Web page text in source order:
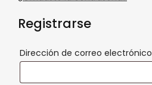
Registrarse
Dirección de correo electrónico